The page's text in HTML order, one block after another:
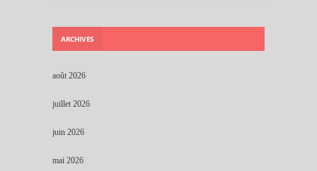
ARCHIVES
août 2026
juillet 2026
juin 2026
mai 2026